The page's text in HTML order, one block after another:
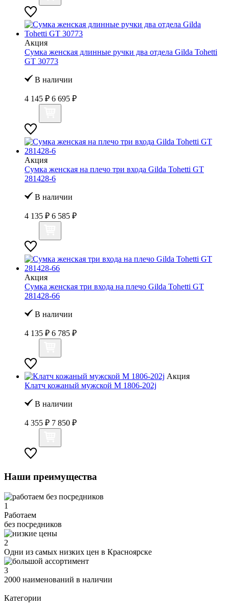
Акция
Сумка женская длинные ручки два отдела Gilda Tohetti
GT 30773
В наличии
4 145 ₽ 6 695 ₽
Акция
Сумка женская на плечо три входа Gilda Tohetti GT
281428-6
В наличии
4 135 ₽ 6 585 ₽
Акция
Сумка женская три входа на плечо Gilda Tohetti GT
281428-66
В наличии
4 135 ₽ 6 785 ₽
Акция
Клатч кожаный мужской M 1806-202j
В наличии
4 355 ₽ 7 850 ₽
Наши преимущества
1
Работаем
без посредников
2
Одни из самых низких цен в Красноярске
3
2000 наименований в наличии
Категории